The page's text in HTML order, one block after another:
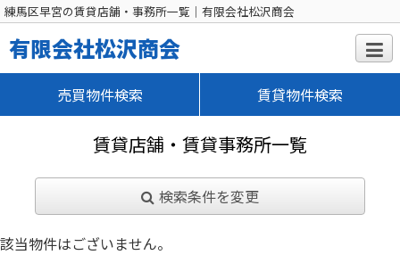
練馬区早宮の賃貸店舗・事務所一覧｜有限会社松沢商会
有限会社松沢商会
売買物件検索 賃貸物件検索
賃貸店舗・賃貸事務所一覧
検索条件を変更
該当物件はございません。